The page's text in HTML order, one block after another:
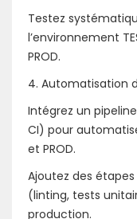
Testez
l’environnement
PROD.
4. Automatisation
Intégrez un
CI) pour
et PROD.
Ajoutez des
(linting, tests
production.